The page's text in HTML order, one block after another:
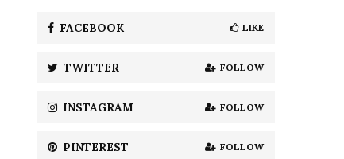
C
H
FACEBOOK LIKE
TWITTER FOLLOW
INSTAGRAM FOLLOW
PINTEREST FOLLOW